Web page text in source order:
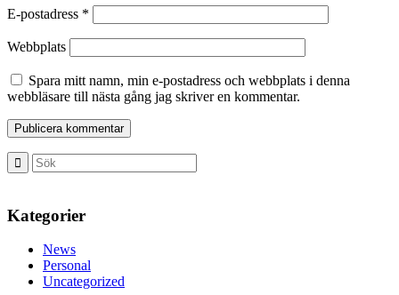
E-postadress *
Webbplats
Spara mitt namn, min e-postadress och webbplats i denna
webbläsare till nästa gång jag skriver en kommentar.
Kategorier
News
Personal
Uncategorized